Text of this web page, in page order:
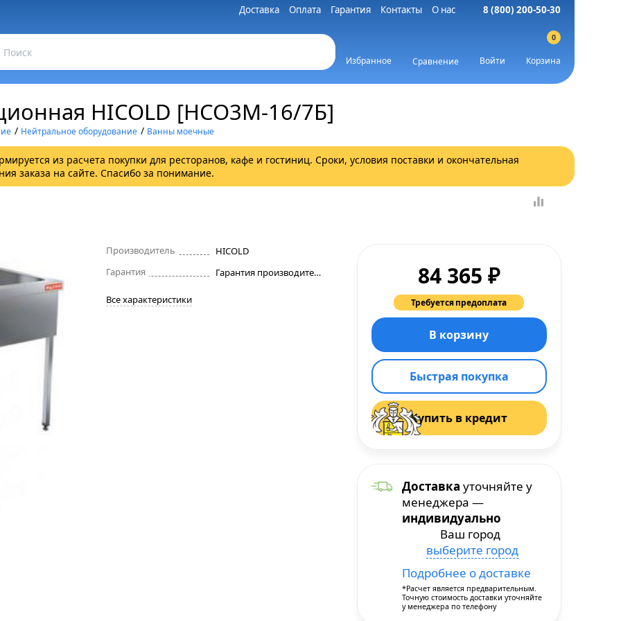
8 (800) 200-50-30
Доставка Оплата Гарантия Контакты О нас
Избранное Сравнение Войти Корзина
0
HICOLD [НСО3М-16/7Б]
/ Нейтральное оборудование / Ванны моечные
из расчета покупки для ресторанов, кафе и гостиниц. Сроки, условия поставки и окончательная
заказа на сайте. Спасибо за понимание.
Производитель
HICOLD
Гарантия
Гарантия производителя.
Все характеристики
84 365₽
Требуется предоплата
Быстрая покупка
Купить в кредит
Доставка уточняйте у
менеджера —
индивидуально
Ваш город
выберите город
Подробнее о доставке
*Расчет является предварительным.
Точную стоимость доставки уточняйте
у менеджера по телефону